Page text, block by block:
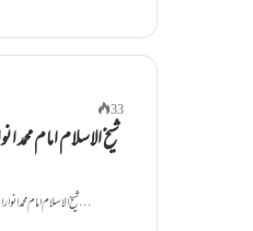
33
شیخ الاسلام امام محمد
شیخ الاسلام امام محمد انوار اللہ فاروقی کے آباء و اجداد کی ہندوستان میں آمد بقلم: حضرت علامہ مفتی محمد…